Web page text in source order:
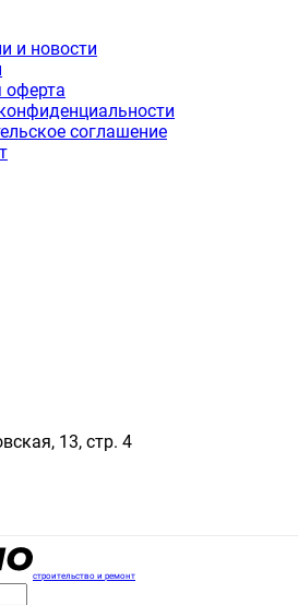
и новости
оферта
соглашение
13, стр. 4
строительство и ремонт